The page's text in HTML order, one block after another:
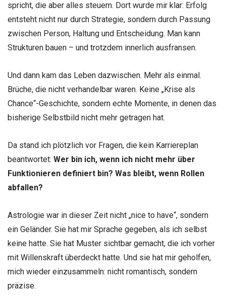
spricht, die aber alles steuern. Dort wurde mir klar: Erfolg
entsteht nicht nur durch Strategie, sondern durch Passung
zwischen Person, Haltung und Entscheidung. Man kann
Strukturen bauen – und trotzdem innerlich ausfransen.
Und dann kam das Leben dazwischen. Mehr als einmal.
Brüche, die nicht verhandelbar waren. Keine „Krise als
Chance“-Geschichte, sondern echte Momente, in denen das
bisherige Selbstbild nicht mehr getragen hat.
Da stand ich plötzlich vor Fragen, die kein Karriereplan
beantwortet: Wer bin ich, wenn ich nicht mehr über
Funktionieren definiert bin? Was bleibt, wenn Rollen
abfallen?
Astrologie war in dieser Zeit nicht „nice to have“, sondern
ein Geländer. Sie hat mir Sprache gegeben, als ich selbst
keine hatte. Sie hat Muster sichtbar gemacht, die ich vorher
mit Willenskraft überdeckt hatte. Und sie hat mir geholfen,
mich wieder einzusammeln: nicht romantisch, sondern
präzise.